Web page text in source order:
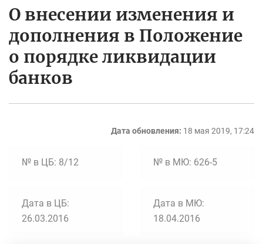
О внесении изменения и
дополнения в Положение
о порядке ликвидации
банков
Дата обновления: 18 мая 2019, 17:24
№ в ЦБ: 8/12 № в МЮ: 626-5
Дата в ЦБ:
26.03.2016
Дата в МЮ:
18.04.2016